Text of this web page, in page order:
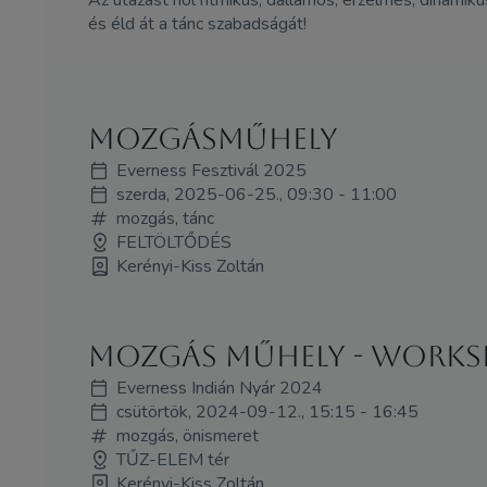
és éld át a tánc szabadságát!
Mozgásműhely
Everness Fesztivál 2025
szerda, 2025-06-25., 09:30 - 11:00
mozgás, tánc
FELTÖLTŐDÉS
Kerényi-Kiss Zoltán
Mozgás műhely -
Everness Indián Nyár 2024
csütörtök, 2024-09-12., 15:15 - 16:45
mozgás, önismeret
TŰZ-ELEM tér